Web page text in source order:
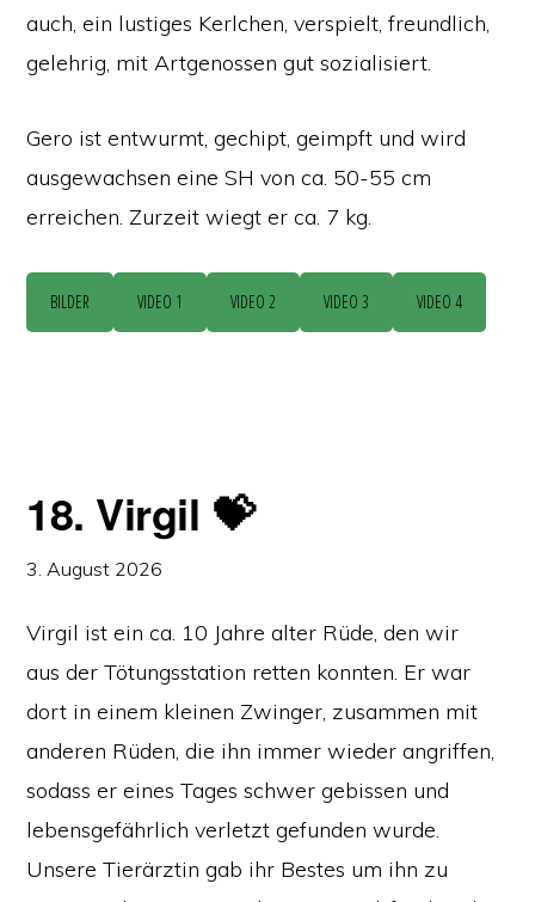
auch, ein lustiges Kerlchen, verspielt, freundlich,
gelehrig, mit Artgenossen gut sozialisiert.
Gero ist entwurmt, gechipt, geimpft und wird
ausgewachsen eine SH von ca. 50-55 cm
erreichen. Zurzeit wiegt er ca. 7 kg.
BILDER VIDEO 1 VIDEO 2 VIDEO 3 VIDEO 4
18. Virgil 💝
3. August 2026
Virgil ist ein ca. 10 Jahre alter Rüde, den wir
aus der Tötungsstation retten konnten. Er war
dort in einem kleinen Zwinger, zusammen mit
anderen Rüden, die ihn immer wieder angriffen,
sodass er eines Tages schwer gebissen und
lebensgefährlich verletzt gefunden wurde.
Unsere Tierärztin gab ihr Bestes um ihn zu